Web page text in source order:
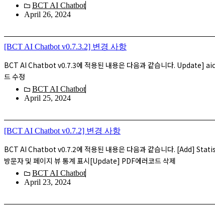
BCT AI Chatbot
April 26, 2024
[BCT AI Chatbot v0.7.3.2] 변경 사항
BCT AI Chatbot v0.7.3에 적용된 내용은 다음과 같습니다. Update]
드 수정
BCT AI Chatbot
April 25, 2024
[BCT AI Chatbot v0.7.2] 변경 사항
BCT AI Chatbot v0.7.2에 적용된 내용은 다음과 같습니다. [Add]
방문자 및 페이지 뷰 통계 표시[Update] PDF에러코드 삭제
BCT AI Chatbot
April 23, 2024